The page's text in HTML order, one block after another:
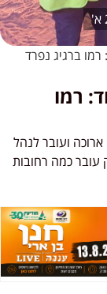
רמו ברגיג נפרד
רמו
ועובר לנהל
עובר כמה רחובות